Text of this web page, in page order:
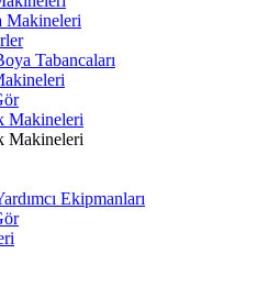
Makineleri
Tabancaları
Makineleri
Makineleri
Ekipmanları